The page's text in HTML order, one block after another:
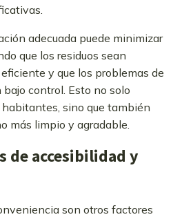
adecuada puede minimizar
que los residuos sean
y que los problemas de
control. Esto no solo
sino que también
más limpio y agradable.
de accesibilidad y
son otros factores